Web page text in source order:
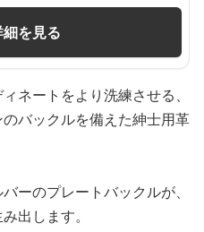
を見る
ネートをより洗練させる、
バックルを備えた紳士用革
ーのプレートバックルが、
出します。